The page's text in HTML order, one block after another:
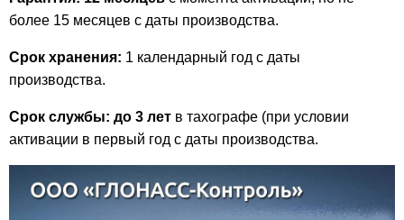
более 15 месяцев с даты производства.
Срок хранения: 1 календарный год с даты
производства.
Срок службы: до 3 лет в тахографе (при условии
активации в первый год с даты производства.